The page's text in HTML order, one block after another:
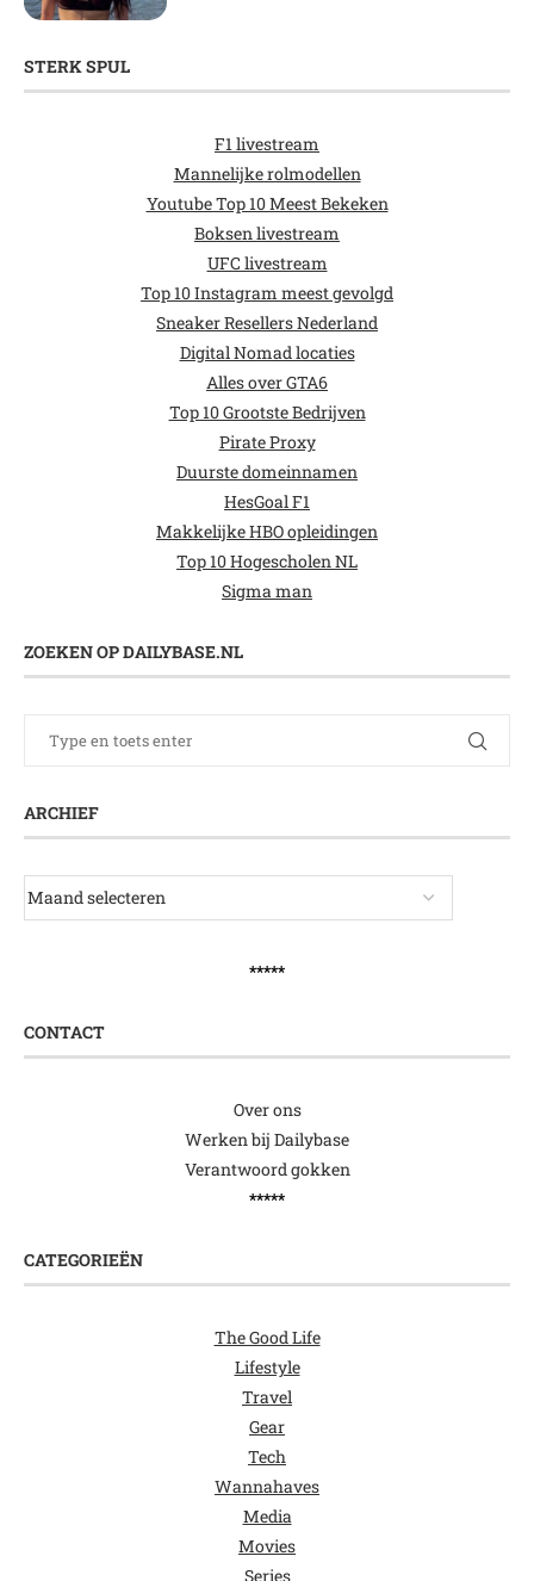
STERK SPUL
F1 livestream
Mannelijke rolmodellen
Youtube Top 10 Meest Bekeken
Boksen livestream
UFC livestream
Top 10 Instagram meest gevolgd
Sneaker Resellers Nederland
Digital Nomad locaties
Alles over GTA6
Top 10 Grootste Bedrijven
Pirate Proxy
Duurste domeinnamen
HesGoal F1
Makkelijke HBO opleidingen
Top 10 Hogescholen NL
Sigma man
ZOEKEN OP DAILYBASE.NL
ARCHIEF
*****
CONTACT
Over ons
Werken bij Dailybase
Verantwoord gokken
*****
CATEGORIEËN
The Good Life
Lifestyle
Travel
Gear
Tech
Wannahaves
Media
Movies
Series